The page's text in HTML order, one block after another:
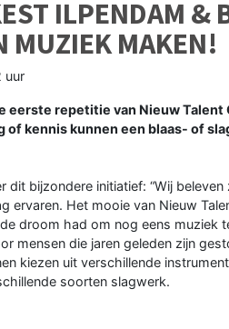
ILPENDAM &
MUZIEK MAKEN!
uur
eerste repetitie van Nieuw
of kennis kunnen een blaas- of
dit bijzondere initiatief: “Wij
ervaren. Het mooie van Nieuw
droom had om nog eens muziek
mensen die jaren geleden zijn
kiezen uit verschillende
soorten slagwerk.